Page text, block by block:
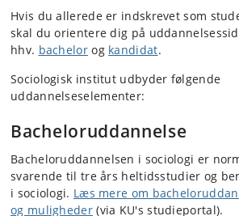
Hvis du allerede er indskrevet som
skal du orientere dig på
hhv. bachelorog kandidat.
Sociologisk institut udbyder følgende
uddannelseselementer:
Bacheloruddannelse
Bacheloruddannelsen i sociologi er
svarende til tre års heltidsstudier og
i sociologi. Læs mere om
og muligheder(via KU's studieportal).